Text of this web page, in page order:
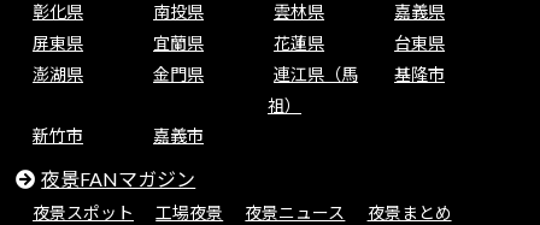
彰化県
南投県 雲林県
嘉義県
屏東県
宜蘭県 花蓮県
台東県
澎湖県
金門県
連江県（馬
祖）
基隆市
新竹市 嘉義市
夜景FANマガジン
夜景スポット 工場夜景 夜景ニュース
夜景まとめ